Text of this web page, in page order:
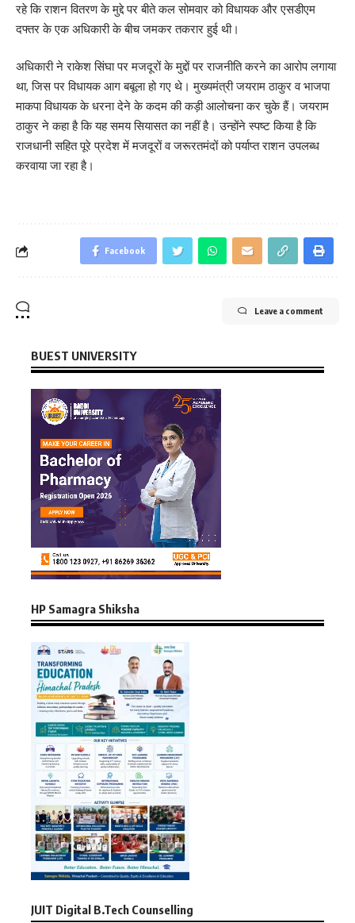
रहे कि राशन वितरण के मुद्दे पर बीते कल सोमवार को विधायक और एसडीएम
दफ्तर के एक अधिकारी के बीच जमकर तकरार हुई थी।
अधिकारी ने राकेश सिंघा पर मजदूरों के मुद्दों पर राजनीति करने का आरोप लगाया
था, जिस पर विधायक आग बबूला हो गए थे। मुख्यमंत्री जयराम ठाकुर व भाजपा
माकपा विधायक के धरना देने के कदम की कड़ी आलोचना कर चुके हैं। जयराम
ठाकुर ने कहा है कि यह समय सियासत का नहीं है। उन्होंने स्पष्ट किया है कि
राजधानी सहित पूरे प्रदेश में मजदूरों व जरूरतमंदों को पर्याप्त राशन उपलब्ध
करवाया जा रहा है।
Facebook
Leave a comment
BUEST UNIVERSITY
HP Samagra Shiksha
JUIT Digital B.Tech Counselling